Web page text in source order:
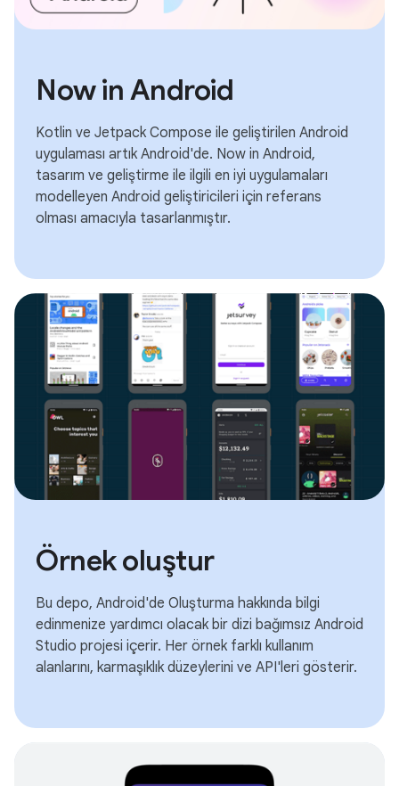
Now in Android
Kotlin ve Jetpack Compose ile geliştirilen Android
uygulaması artık Android'de. Now in Android,
tasarım ve geliştirme ile ilgili en iyi uygulamaları
modelleyen Android geliştiricileri için referans
olması amacıyla tasarlanmıştır.
Örnek oluştur
Bu depo, Android'de Oluşturma hakkında bilgi
edinmenize yardımcı olacak bir dizi bağımsız Android
Studio projesi içerir. Her örnek farklı kullanım
alanlarını, karmaşıklık düzeylerini ve API'leri gösterir.